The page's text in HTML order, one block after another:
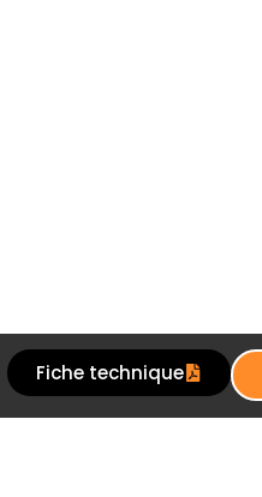
Fiche technique